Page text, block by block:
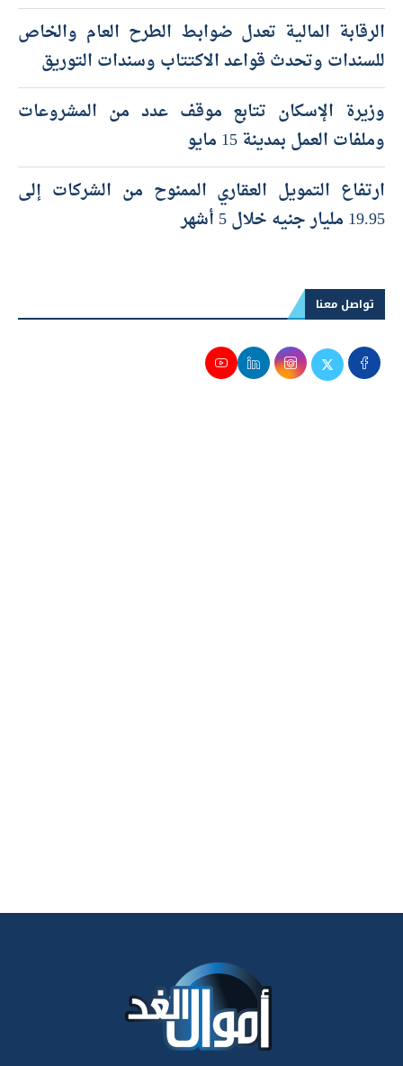
الرقابة المالية تعدل ضوابط الطرح العام والخاص
للسندات وتحدث قواعد الاكتتاب وسندات التوريق
وزيرة الإسكان تتابع موقف عدد من المشروعات
وملفات العمل بمدينة 15 مايو
ارتفاع التمويل العقاري الممنوح من الشركات إلى
19.95 مليار جنيه خلال 5 أشهر
تواصل معنا